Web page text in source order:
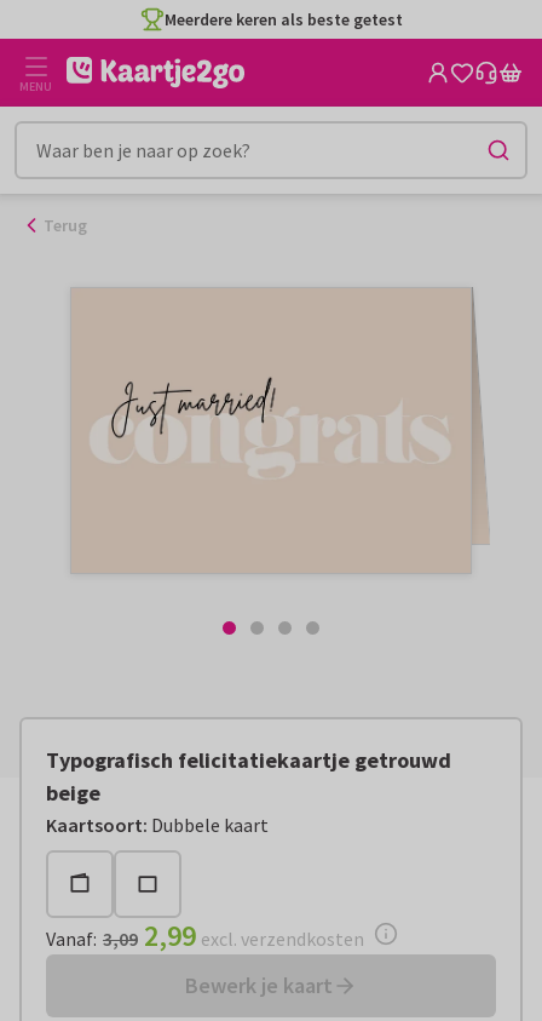
naar
inhoud
Meerdere keren als beste getest
MENU
Terug
Typografisch felicitatiekaartje getrouwd
beige
Kaartsoort: Dubbele kaart
Vanaf:€ 2,99 excl. verzendkosten
Vanaf: 3,09 2,99 excl. verzendkosten
Bewerk je kaart